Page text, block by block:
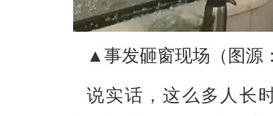
▲事发砸窗现场（图源
说实话，这么多人长